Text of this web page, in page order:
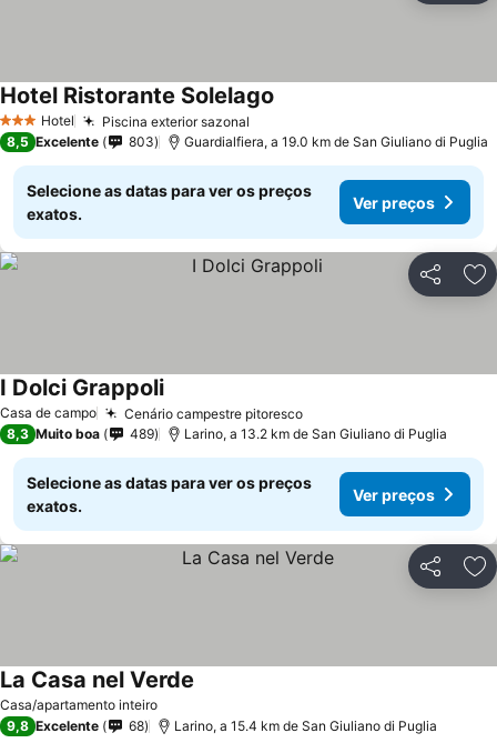
3 EstrelasHotel Piscina exterior sazonal
Hotel Ristorante Solelago
8,5 Excelente 803 Guardialfiera, a 19.0 km de San Giuliano di Puglia
Selecione as datas para ver os preços
exatos.
Ver preços
Partilhar
Casa de campo Cenário campestre pitoresco
I Dolci Grappoli
8,3 Muito boa 489 Larino, a 13.2 km de San Giuliano di Puglia
Selecione as datas para ver os preços
exatos.
Ver preços
Partilhar
Casa/apartamento inteiro
La Casa nel Verde
9,8 Excelente 68 Larino, a 15.4 km de San Giuliano di Puglia